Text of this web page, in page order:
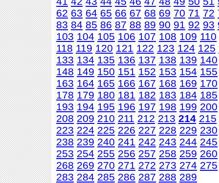
62 63 64 65 66 67 68 69 70 71 72
83 84 85 86 87 88 89 90 91 92 93
103 104 105 106 107 108 109 110
118 119 120 121 122 123 124 125
133 134 135 136 137 138 139 140
148 149 150 151 152 153 154 155
163 164 165 166 167 168 169 170
178 179 180 181 182 183 184 185
193 194 195 196 197 198 199 200
208 209 210 211 212 213 214 215
223 224 225 226 227 228 229 230
238 239 240 241 242 243 244 245
253 254 255 256 257 258 259 260
268 269 270 271 272 273 274 275
283 284 285 286 287 288 289